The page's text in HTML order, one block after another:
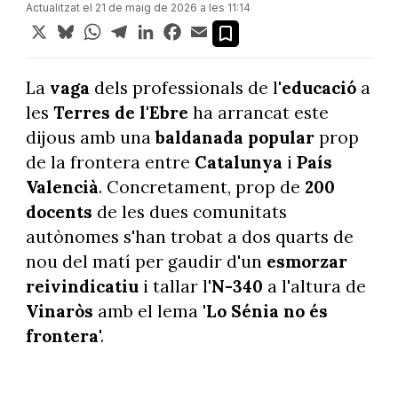
Actualitzat el 21 de maig de 2026 a les 11:14
X BlueskyWhatsApp
TelegramLinkedInFacebook
Email
La vaga dels professionals de l'educacióa
les Terres de l'Ebre ha arrancat este
dijous amb unabaldanada popularprop
de la frontera entre Catalunya iPaís
Valencià. Concretament, prop de 200
docents de les dues comunitats
autònomes s'han trobat a dos quarts de
nou del matí per gaudir d'un esmorzar
reivindicatiui tallar l'N-340 a l'altura de
Vinaròs amb el lema 'Lo Sénia no és
frontera'.